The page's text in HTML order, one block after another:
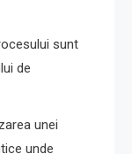
sunt
de
unei
unde